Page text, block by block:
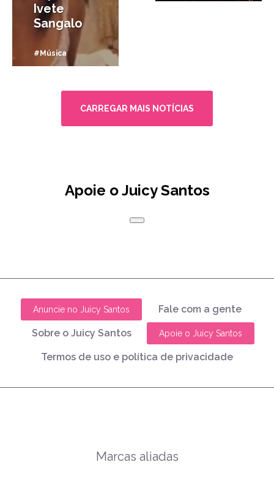
Ivete
Sangalo
#Música
CARREGAR MAIS NOTÍCIAS
Apoie o Juicy Santos
Anuncie no Juicy Santos Fale com a gente
Sobre o Juicy Santos Apoie o Juicy Santos
Termos de uso e política de privacidade
Marcas aliadas